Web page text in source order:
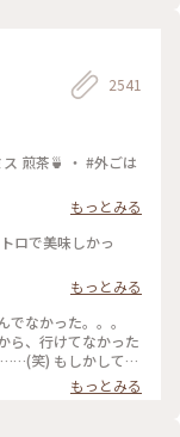
シックで美しく 昭
い観光客の方が多
コーナーだったの
ゆるり京都の街歩
・ ・ #私のことり
ひんやりスイーツ #
喫茶 #昭和レトロ #
#京都 #ことりっぷ京都 #ことりっぷ三都巡りの旅
2541
煎茶🍵 ・ #外ごは
もっとみる
ロで美味しかっ
もっとみる
なかった。。。
ら、行けてなかった
笑) もしかして、
ﾟДﾟ)運が良かっ
もっとみる